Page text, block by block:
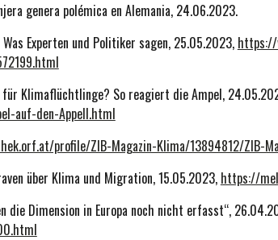
genera polémica en Alemania, 24.06.2023.
Experten und Politiker sagen, 25.05.2023,
Klimaflüchtlinge? So reagiert die Ampel,
auf-den-Appell.html
profile/ZIB-Magazin-Klima/13894812/ZIB-
über Klima und Migration, 15.05.2023, https://
die Dimension in Europa noch nicht erfasst“,